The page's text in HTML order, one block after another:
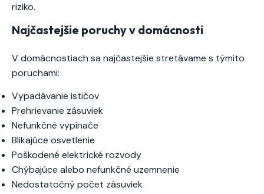
riziko.
Najčastejšie poruchy v domácnosti
V domácnostiach sa najčastejšie stretávame s týmito
poruchami:
Vypadávanie ističov
Prehrievanie zásuviek
Nefunkčné vypínače
Blikajúce osvetlenie
Poškodené elektrické rozvody
Chýbajúce alebo nefunkčné uzemnenie
Nedostatočný počet zásuviek